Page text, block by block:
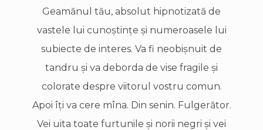
Geamănul tău, absolut hipnotizată de
vastele lui cunoştinţe şi numeroasele lui
subiecte de interes. Va fi neobişnuit de
tandru şi va deborda de vise fragile şi
colorate despre viitorul vostru comun.
Apoi îţi va cere mîna. Din senin. Fulgerător.
Vei uita toate furtunile şi norii negri şi vei